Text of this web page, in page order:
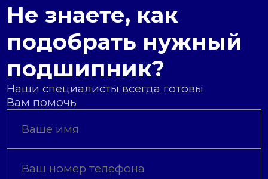
Не знаете, как
подобрать нужный
подшипник?
Наши специалисты всегда готовы
Вам помочь